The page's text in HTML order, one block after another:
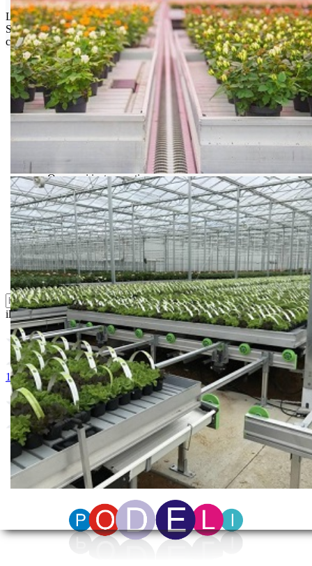
Limit za porudžbinu je500.00 dinaraza isporuku na teritoriji
Srbije. Za inostranstvo, molimo da nas kontaktirate za informacije o
ceni i mogućnostima isporuke.
Bio priča
Biostimulacija
Dezinfekcija
Feromoni i klopke
Folije i agrotekstili
Oprema i instrumenti
Semena povrća
Sredstva za ishranu biljaka
Sredstva za zaštitu biljaka
Supstrati
Zaštita ... u 10 litara
ili probajte naprednu:pretragu
1. Iperen WAKE – up 2. Iperen IPE ®Tečnost